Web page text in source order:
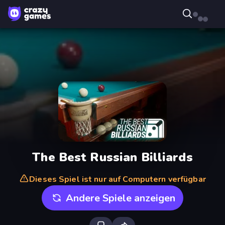
The Best Russian Billiards
Dieses Spiel ist nur auf Computern verfügbar
Andere Spiele anzeigen